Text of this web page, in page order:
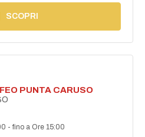
SCOPRI
PUNTA CARUSO
-fino a Ore 15:00